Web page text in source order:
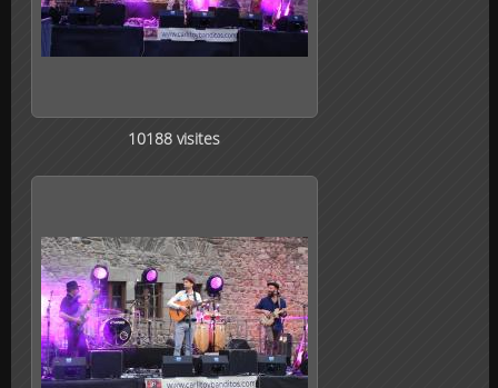
10188 visites